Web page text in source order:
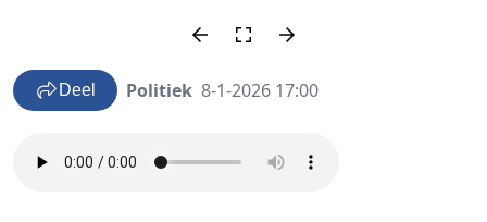
Deel Politiek 8-1-2026 17:00